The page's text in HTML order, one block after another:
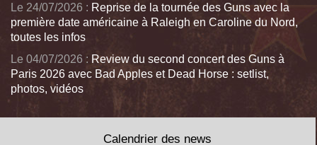
Le 24/07/2026 : Reprise de la tournée des Guns avec la
première date américaine à Raleigh en Caroline du Nord,
toutes les infos
Le 04/07/2026 : Review du second concert des Guns à
Paris 2026 avec Bad Apples et Dead Horse : setlist,
photos, vidéos
Calendrier des news